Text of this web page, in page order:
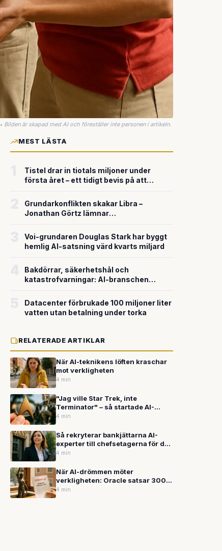
• Bilden är skapad med AI och föreställer inte personen i artikeln.
MEST LÄSTA
Tistel drar in tiotals miljoner under
första året – ett tidigt bevis på att
försvarsteknik
Grundarkonflikten skakar Libra –
Jonathan Görtz lämnar
miljardvärderingen
Voi-grundaren Douglas Stark har byggt
hemlig AI-satsning värd kvarts miljard
Bakdörrar, säkerhetshål och
katastrofvarningar: AI-branschen
Datacenter förbrukade 100 miljoner liter
vatten utan betalning under torka
RELATERADE ARTIKLAR
När AI-teknikens löften kraschar
mot verkligheten
4 min
"Jag ville Star Trek, inte
Terminator" – så startade AI-
kriget mellan Musk och OpenAI
4 min
Så rekryterar bankjättarna AI-
experter till chefsetagerna för den
digitala framtiden
4 min
När AI-drömmen möter
verkligheten: Oracle satsar 300
miljarder medan OpenAI stäms
4 min